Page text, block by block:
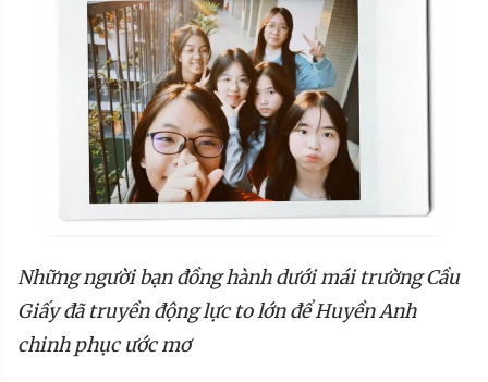
Những người bạn đồng hành dưới mái trường Cầu
Giấy đã truyền động lực to lớn để Huyền Anh
chinh phục ước mơ